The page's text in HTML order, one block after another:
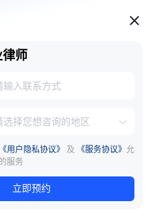
服务推荐
律师
《用户隐私协议》 及 《服务协议》 允
服务
立即预约